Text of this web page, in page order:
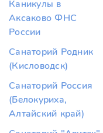
Каникулы в
Аксаково ФНС
России
Санаторий Родник
(Кисловодск)
Санаторий Россия
(Белокуриха,
Алтайский край)